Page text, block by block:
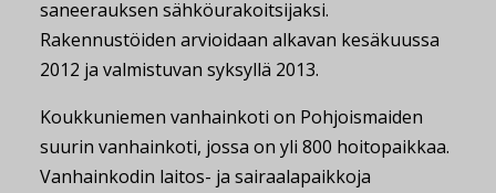
saneerauksen sähköurakoitsijaksi.
Rakennustöiden arvioidaan alkavan kesäkuussa
2012 ja valmistuvan syksyllä 2013.
Koukkuniemen vanhainkoti on Pohjoismaiden
suurin vanhainkoti, jossa on yli 800 hoitopaikkaa.
Vanhainkodin laitos- ja sairaalapaikkoja